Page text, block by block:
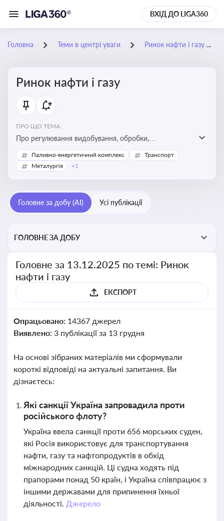
ВХІД ДО LIGA360
Головна Теми в центрі уваги Ринок нафти і газу
Ринок нафти і газу
ПРО ЩО ТЕМА:
Про регулювання видобування, обробки,
транспортування та реалізації нафти й природного
газу, що критично важливо для енергетичної безпеки,
Паливно-енергетичний комплекс
Транспорт
Металургія
+1
Головне за добу (AI) Усі публікації
ГОЛОВНЕ ЗА ДОБУ
Головне за 13.12.2025 по темі: Ринок
нафти і газу
ЕКСПОРТ
Опрацьовано: 14367 джерел
Виявлено: 3 публікації за 13 грудня
На основі зібраних матеріалів ми сформували
короткі відповіді на актуальні запитання. Ви
дізнаєтесь:
Які санкції Україна запровадила проти
російського флоту?
Україна ввела санкції проти 656 морських суден,
які Росія використовує для транспортування
нафти, газу та нафтопродуктів в обхід
міжнародних санкцій. Ці судна ходять під
прапорами понад 50 країн, і Україна співпрацює з
іншими державами для припинення їхньої
діяльності. Джерело